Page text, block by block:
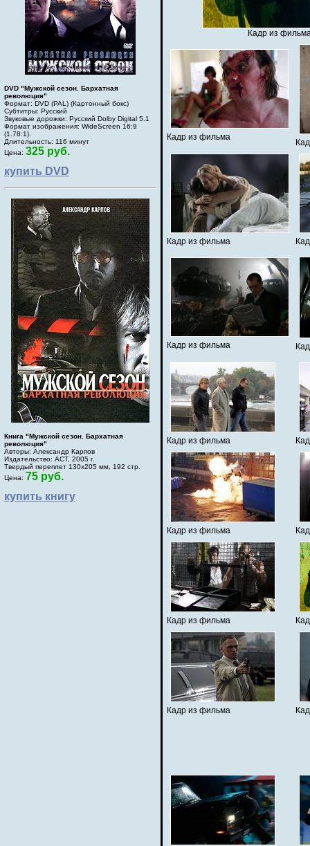
DVD "Мужской сезон. Бархатная
революция"
Формат: DVD (PAL) (Картонный бокс)
Субтитры: Русский
Звуковые дорожки: Русский Dolby Digital 5.1
Формат изображения: WideScreen 16:9
(1.78:1).
Длительность: 116 минут
Цена: 325 руб.
купить DVD
Книга "Мужской сезон. Бархатная
революция"
Авторы: Александр Карпов
Издательство: АСТ, 2005 г.
Твердый переплет 130х205 мм, 192 стр.
Цена: 75 руб.
купить книгу
Кадр из
Кадр из фильма
Кадр из фильма
Кадр из фильма
Кадр из фильма
Кадр из фильма
Кадр из фильма
Кадр из фильма